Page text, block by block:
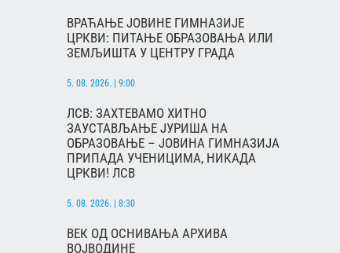
ВРАЋАЊЕ ЈОВИНЕ ГИМНАЗИЈЕ
ЦРКВИ: ПИТАЊЕ ОБРАЗОВАЊА ИЛИ
ЗЕМЉИШТА У ЦЕНТРУ ГРАДА
5. 08. 2026. | 9:00
ЛСВ: ЗАХТЕВАМО ХИТНО
ЗАУСТАВЉАЊЕ ЈУРИША НА
ОБРАЗОВАЊЕ – ЈОВИНА ГИМНАЗИЈА
ПРИПАДА УЧЕНИЦИМА, НИКАДА
ЦРКВИ! ЛСВ
5. 08. 2026. | 8:30
ВЕК ОД ОСНИВАЊА АРХИВА
ВОЈВОДИНЕ